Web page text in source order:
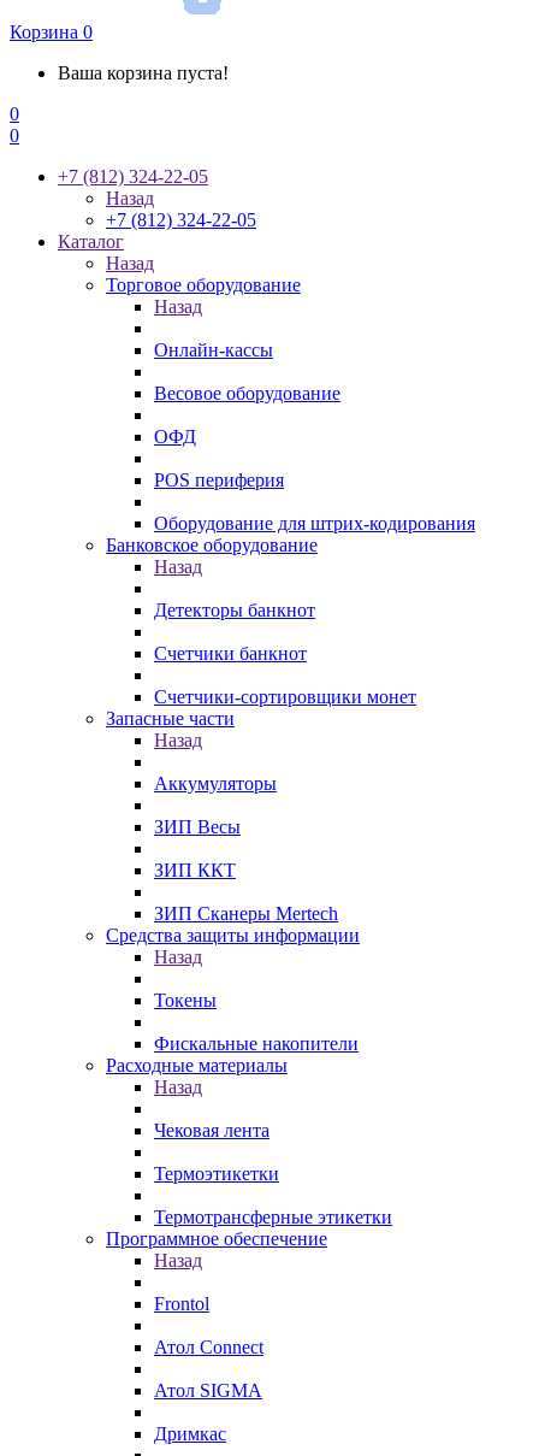
Корзина 0
Ваша корзина пуста!
0
0
+7 (812) 324-22-05
Назад
+7 (812) 324-22-05
Каталог
Назад
Торговое оборудование
Назад
Онлайн-кассы
Весовое оборудование
ОФД
POS периферия
Оборудование для штрих-кодирования
Банковское оборудование
Назад
Детекторы банкнот
Счетчики банкнот
Счетчики-сортировщики монет
Запасные части
Назад
Аккумуляторы
ЗИП Весы
ЗИП ККТ
ЗИП Сканеры Mertech
Средства защиты информации
Назад
Токены
Фискальные накопители
Расходные материалы
Назад
Чековая лента
Термоэтикетки
Термотрансферные этикетки
Программное обеспечение
Назад
Frontol
Атол Connect
Атол SIGMA
Дримкас